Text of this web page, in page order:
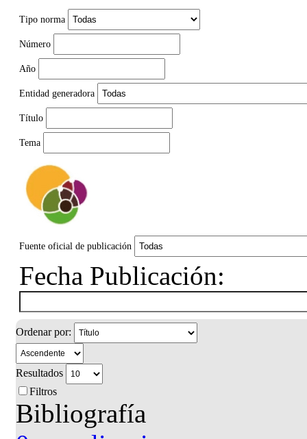
Tipo norma
Número
Año
Entidad generadora
Título
Tema
Fuente oficial de publicación
Fecha Publicación:
Ordenar por:
Resultados
Filtros
Bibliografía